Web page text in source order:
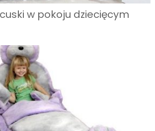
w pokoju dziecięcym